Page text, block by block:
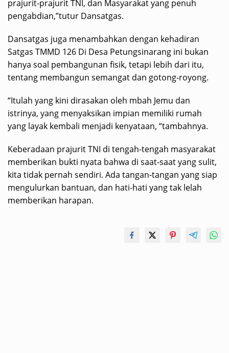
prajurit-prajurit TNI, dan Masyarakat yang penuh
pengabdian,”tutur Dansatgas.
Dansatgas juga menambahkan dengan kehadiran
Satgas TMMD 126 Di Desa Petungsinarang ini bukan
hanya soal pembangunan fisik, tetapi lebih dari itu,
tentang membangun semangat dan gotong-royong.
“Itulah yang kini dirasakan oleh mbah Jemu dan
istrinya, yang menyaksikan impian memiliki rumah
yang layak kembali menjadi kenyataan, “tambahnya.
Keberadaan prajurit TNI di tengah-tengah masyarakat
memberikan bukti nyata bahwa di saat-saat yang sulit,
kita tidak pernah sendiri. Ada tangan-tangan yang siap
mengulurkan bantuan, dan hati-hati yang tak lelah
memberikan harapan.